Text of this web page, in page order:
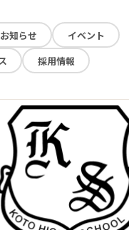
ビュー
学
ンパス
お知らせ
イベント
採用情報